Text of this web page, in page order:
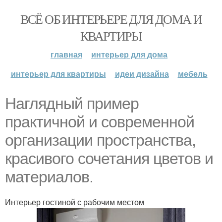
ВСЁ ОБ ИНТЕРЬЕРЕ ДЛЯ ДОМА И
КВАРТИРЫ
главная
интерьер для дома
интерьер для квартиры
идеи дизайна мебель
Наглядный пример
практичной и современной
организации пространства,
красивого сочетания цветов и
материалов.
Интерьер гостиной с рабочим местом